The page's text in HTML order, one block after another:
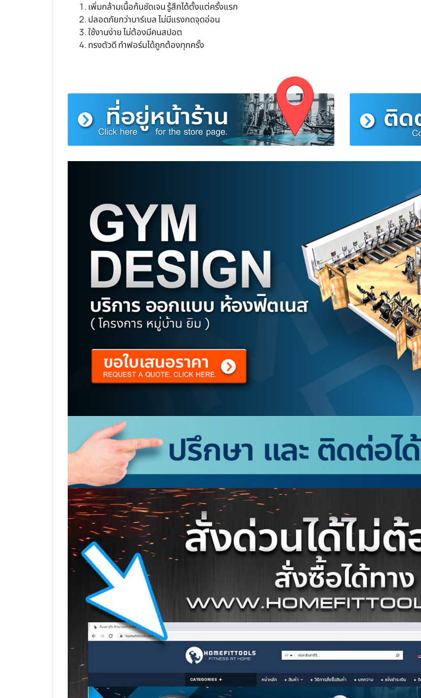
เพิ่มกล้ามเนื้อก้นชัดเจน รู้สึกได้ตั้งแต่ครั้งแรก
ปลอดภัยกว่าบาร์เบล ไม่มีแรงกดจุดอ่อน
ใช้งานง่าย ไม่ต้องมีคนสปอต
ทรงตัวดี ทำฟอร์มได้ถูกต้องทุกครั้ง